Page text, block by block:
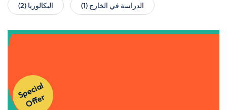
البكالوريا (2) الدراسة في الخارج (1)
S
p
e
ci
al
O
f
f
e
r
Get Instant Access to Our